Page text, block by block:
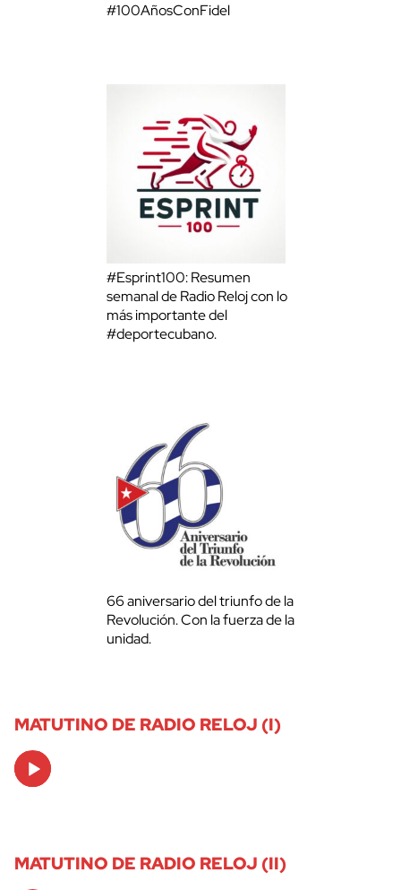
#100AñosConFidel
#Esprint100: Resumen
semanal de Radio Reloj con lo
más importante del
#deportecubano.
66 aniversario del triunfo de la
Revolución. Con la fuerza de la
unidad.
MATUTINO DE RADIO RELOJ (I)
Audio
Player
MATUTINO DE RADIO RELOJ (II)